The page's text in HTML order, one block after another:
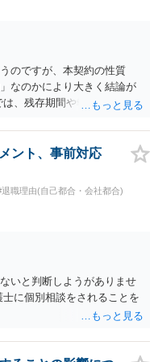
のですが、本契約の性質
なのかにより大きく結論が
、残存期間や報酬額、投下
う意味ではなく、実際の損
約金に上限がなくても、常
労働契約に近い実態なら労
なくても、金額が事務所の
なります。 ・契約前の修正
上限額を設ける、実損害ベ
典型です。 ・弁護士に契約
値は十分にあると思われま
、実態として労働者性があ
るか、違約金の算定根拠が
契約前なら、交渉のパワー
上弁護士に確認されること
解除理由によってはタレン
ント、事前対応
退職理由(自己都合・会社都合)
いと判断しようがありませ
に個別相談をされることを